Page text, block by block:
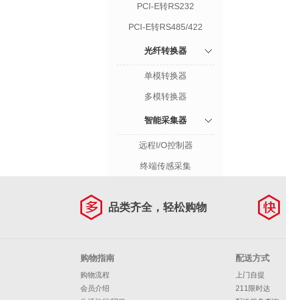
PCI-E转RS232
PCI-E转RS485/422
光纤转换器
单模转换器
多模转换器
智能采集器
远程I/O控制器
终端传感采集
品类齐全，轻松购物
购物指南
购物流程
会员介绍
配送方式
上门自提
211限时达